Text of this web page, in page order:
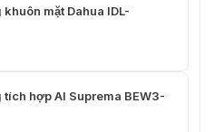
khuôn mặt bằng ánh sáng khả
khuôn mặt bằng ánh sáng khả
mặt Dahua IDL-
hợp AI Suprema BEW3-